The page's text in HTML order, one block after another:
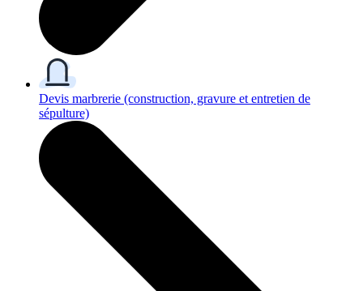
Devis marbrerie (construction, gravure et entretien de
sépulture)